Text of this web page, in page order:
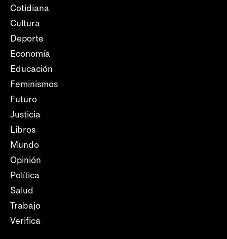
Cotidiana
Cultura
Deporte
Economía
Educación
Feminismos
Futuro
Justicia
Libros
Mundo
Opinión
Política
Salud
Trabajo
Verifica